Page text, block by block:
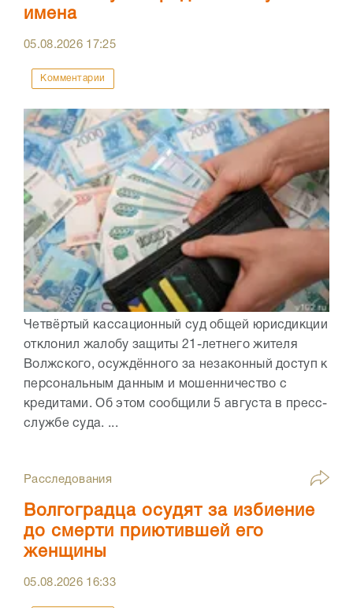
имена
05.08.2026 17:25
Комментарии
Четвёртый кассационный суд общей юрисдикции
отклонил жалобу защиты 21-летнего жителя
Волжского, осуждённого за незаконный доступ к
персональным данным и мошенничество с
кредитами. Об этом сообщили 5 августа в пресс-
службе суда. ...
Расследования
Волгоградца осудят за избиение
до смерти приютившей его
женщины
05.08.2026 16:33